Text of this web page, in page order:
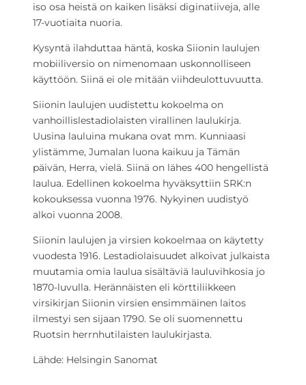
iso osa heistä on kaiken lisäksi diginatiiveja, alle
17-vuotiaita nuoria.
Kysyntä ilahduttaa häntä, koska Siionin laulujen
mobiiliversio on nimenomaan uskonnolliseen
käyttöön. Siinä ei ole mitään viihdeulottuvuutta.
Siionin laulujen uudistettu kokoelma on
vanhoillislestadiolaisten virallinen laulukirja.
Uusina lauluina mukana ovat mm. Kunniaasi
ylistämme, Jumalan luona kaikuu ja Tämän
päivän, Herra, vielä. Siinä on lähes 400 hengellistä
laulua. Edellinen kokoelma hyväksyttiin SRK:n
kokouksessa vuonna 1976. Nykyinen uudistyö
alkoi vuonna 2008.
Siionin laulujen ja virsien kokoelmaa on käytetty
vuodesta 1916. Lestadiolaisuudet alkoivat julkaista
muutamia omia laulua sisältäviä lauluvihkosia jo
1870-luvulla. Herännäisten eli körttiliikkeen
virsikirjan Siionin virsien ensimmäinen laitos
ilmestyi sen sijaan 1790. Se oli suomennettu
Ruotsin herrnhutilaisten laulukirjasta.
Lähde: Helsingin Sanomat